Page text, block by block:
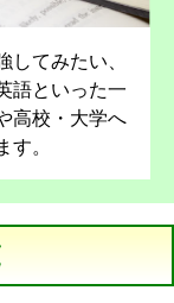
てみたい、
語といった一
高校・大学へ
。